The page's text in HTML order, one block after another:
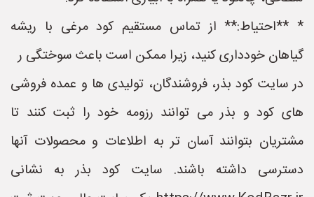
* **احتیاط:** از تماس مستقیم کود مرغی با ریشه
گیاهان خودداری کنید، زیرا ممکن است باعث سوختگی ر
در سایت کود بذر، فروشندگان، تولیدی ها و عمده فروشی
های کود و بذر می توانند رزومه خود را ثبت کنند تا
مشتریان بتوانند آسان تر به اطلاعات و محصولات آنها
دسترسی داشته باشند. سایت کود بذر به نشانی